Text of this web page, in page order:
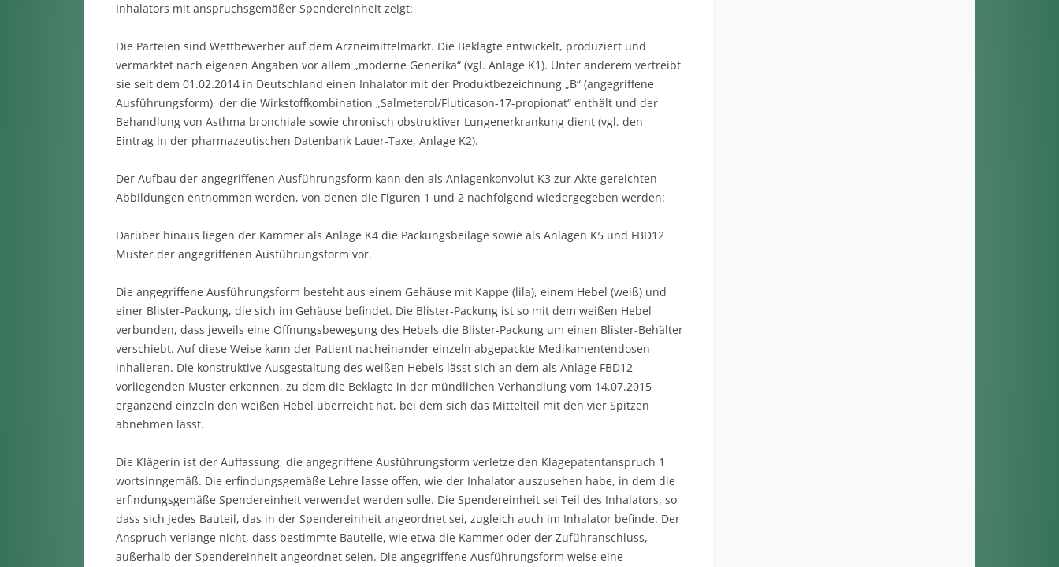
Inhalators mit anspruchsgemäßer Spendereinheit zeigt:
Die Parteien sind Wettbewerber auf dem Arzneimittelmarkt. Die Beklagte entwickelt, produziert und
vermarktet nach eigenen Angaben vor allem „moderne Generika“ (vgl. Anlage K1). Unter anderem vertreibt
sie seit dem 01.02.2014 in Deutschland einen Inhalator mit der Produktbezeichnung „B“ (angegriffene
Ausführungsform), der die Wirkstoffkombination „Salmeterol/Fluticason-17-propionat“ enthält und der
Behandlung von Asthma bronchiale sowie chronisch obstruktiver Lungenerkrankung dient (vgl. den
Eintrag in der pharmazeutischen Datenbank Lauer-Taxe, Anlage K2).
Der Aufbau der angegriffenen Ausführungsform kann den als Anlagenkonvolut K3 zur Akte gereichten
Abbildungen entnommen werden, von denen die Figuren 1 und 2 nachfolgend wiedergegeben werden:
Darüber hinaus liegen der Kammer als Anlage K4 die Packungsbeilage sowie als Anlagen K5 und FBD12
Muster der angegriffenen Ausführungsform vor.
Die angegriffene Ausführungsform besteht aus einem Gehäuse mit Kappe (lila), einem Hebel (weiß) und
einer Blister-Packung, die sich im Gehäuse befindet. Die Blister-Packung ist so mit dem weißen Hebel
verbunden, dass jeweils eine Öffnungsbewegung des Hebels die Blister-Packung um einen Blister-Behälter
verschiebt. Auf diese Weise kann der Patient nacheinander einzeln abgepackte Medikamentendosen
inhalieren. Die konstruktive Ausgestaltung des weißen Hebels lässt sich an dem als Anlage FBD12
vorliegenden Muster erkennen, zu dem die Beklagte in der mündlichen Verhandlung vom 14.07.2015
ergänzend einzeln den weißen Hebel überreicht hat, bei dem sich das Mittelteil mit den vier Spitzen
abnehmen lässt.
Die Klägerin ist der Auffassung, die angegriffene Ausführungsform verletze den Klagepatentanspruch 1
wortsinngemäß. Die erfindungsgemäße Lehre lasse offen, wie der Inhalator auszusehen habe, in dem die
erfindungsgemäße Spendereinheit verwendet werden solle. Die Spendereinheit sei Teil des Inhalators, so
dass sich jedes Bauteil, das in der Spendereinheit angeordnet sei, zugleich auch im Inhalator befinde. Der
Anspruch verlange nicht, dass bestimmte Bauteile, wie etwa die Kammer oder der Zuführanschluss,
außerhalb der Spendereinheit angeordnet seien. Die angegriffene Ausführungsform weise eine